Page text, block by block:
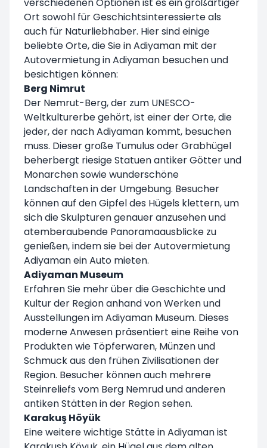
Ort sowohl für Geschichtsinteressierte als
auch für Naturliebhaber. Hier sind einige
beliebte Orte, die Sie in Adiyaman mit der
Autovermietung in Adiyaman besuchen und
besichtigen können:
Berg Nimrut
Der Nemrut-Berg, der zum UNESCO-
Weltkulturerbe gehört, ist einer der Orte, die
jeder, der nach Adiyaman kommt, besuchen
muss. Dieser große Tumulus oder Grabhügel
beherbergt riesige Statuen antiker Götter und
Monarchen sowie wunderschöne
Landschaften in der Umgebung. Besucher
können auf den Gipfel des Hügels klettern, um
sich die Skulpturen genauer anzusehen und
atemberaubende Panoramaausblicke zu
genießen, indem sie bei der Autovermietung
Adiyaman ein Auto mieten.
Adiyaman Museum
Erfahren Sie mehr über die Geschichte und
Kultur der Region anhand von Werken und
Ausstellungen im Adiyaman Museum. Dieses
moderne Anwesen präsentiert eine Reihe von
Produkten wie Töpferwaren, Münzen und
Schmuck aus den frühen Zivilisationen der
Region. Besucher können auch mehrere
Steinreliefs vom Berg Nemrud und anderen
antiken Stätten in der Region sehen.
Karakuş Höyük
Eine weitere wichtige Stätte in Adiyaman ist